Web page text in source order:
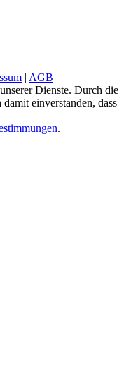
| AGB
Dienste. Durch die
einverstanden, dass
.